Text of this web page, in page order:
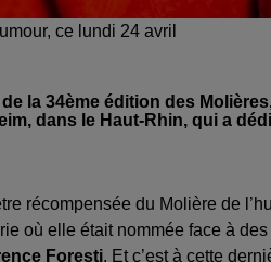
ce lundi 24 avril
la 34ème édition des
dans le Haut-Rhin, qui a
récompensée du Molière de
où elle était nommée face à des
Foresti. Et c’est à cette